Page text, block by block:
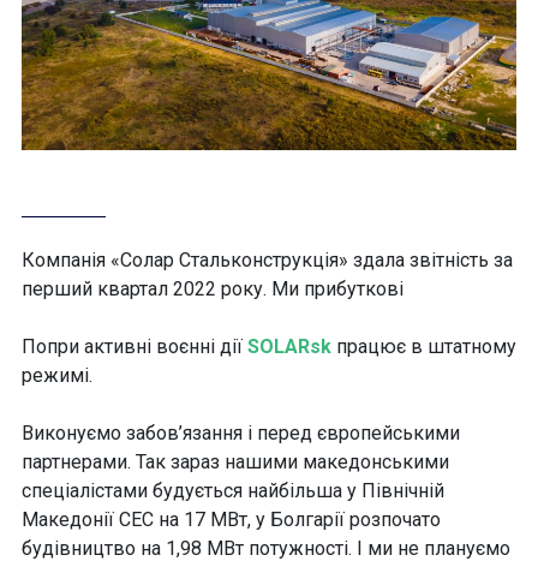
Компанія «Солар Стальконструкція» здала звітність за
перший квартал 2022 року. Ми прибуткові
Попри активні воєнні дії SOLARsk працює в штатному
режимі.
Виконуємо забов’язання і перед європейськими
партнерами. Так зараз нашими македонськими
спеціалістами будується найбільша у Північній
Македонії СЕС на 17 МВт, у Болгарії розпочато
будівництво на 1,98 МВт потужності. І ми не плануємо